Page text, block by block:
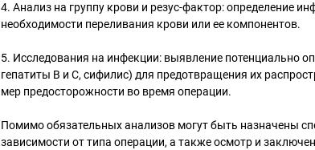
4. Анализ на группу крови и резус-фактор: определение
необходимости переливания крови или ее компонентов.
5. Исследования на инфекции: выявление потенциально
гепатиты B и C, сифилис) для предотвращения их
мер предосторожности во время операции.
Помимо обязательных анализов могут быть назначены
зависимости от типа операции, а также осмотр и